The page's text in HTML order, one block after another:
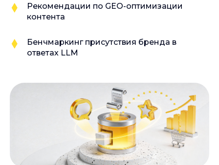
Рекомендации по GEO-оптимизации
контента
Бенчмаркинг присутствия бренда в
ответах LLM